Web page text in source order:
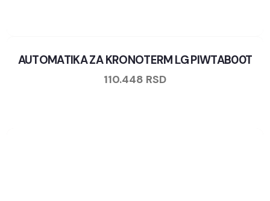
AUTOMATIKA ZA KRONOTERM LG PIWTAB00T
110.448 RSD